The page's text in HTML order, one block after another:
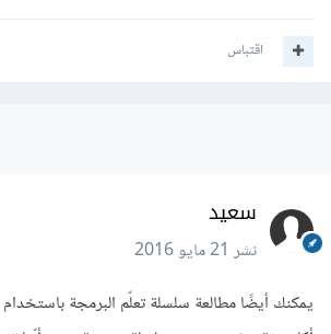
اقتباس
سعيد
نشر21 مايو 2016
يمكنك أيضًا مطالعة سلسلة تعلّم البرمجة